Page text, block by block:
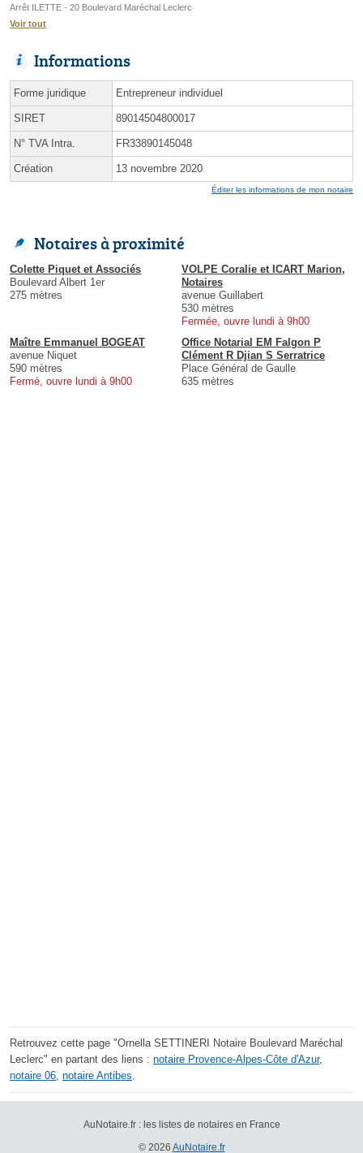
Arrêt ILETTE - 20 Boulevard Maréchal Leclerc
Voir tout
Informations
Forme juridique Entrepreneur individuel
SIRET 89014504800017
N° TVA Intra. FR33890145048
Création 13 novembre 2020
Éditer les informations de mon notaire
Notaires à proximité
Colette Piquet et Associés
Boulevard Albert 1er
275 mètres
VOLPE Coralie et ICART Marion,
Notaires
avenue Guillabert
530 mètres
Fermée, ouvre lundi à 9h00
Maître Emmanuel BOGEAT
avenue Niquet
590 mètres
Fermé, ouvre lundi à 9h00
Office Notarial EM Falgon P
Clément R Djian S Serratrice
Place Général de Gaulle
635 mètres
Retrouvez cette page "Ornella SETTINERI Notaire Boulevard Maréchal
Leclerc" en partant des liens : notaire Provence-Alpes-Côte d'Azur,
notaire 06, notaire Antibes.
AuNotaire.fr : les listes de notaires en France
© 2026 AuNotaire.fr